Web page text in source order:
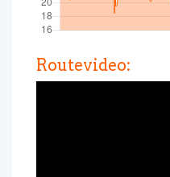
Routevideo: